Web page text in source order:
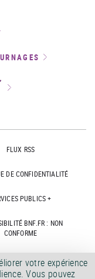
FLUX RSS
DE CONFIDENTIALITÉ
PUBLICS +
BNF.FR : NON
CONFORME
D'EMPLOI
votre expérience
Vous pouvez